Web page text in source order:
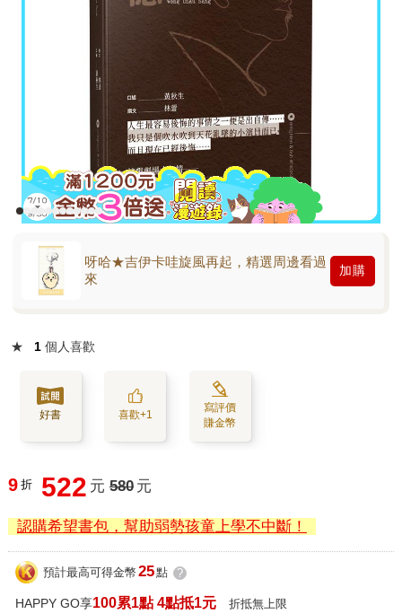
呀哈★吉伊卡哇旋風再起，精選周邊看過
來
加購
★ 1 個人喜歡
好書 喜歡+1
寫評價
賺金幣
9 折 522 元 580 元
認購希望書包，幫助弱勢孩童上學不中斷！
預計最高可得金幣 25點 ?
HAPPY GO享100累1點 4點抵1元 折抵無上限